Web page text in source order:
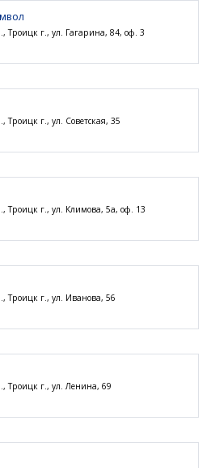
Троицк г., ул. Гагарина, 84, оф. 3
Троицк г., ул. Советская, 35
Троицк г., ул. Климова, 5а, оф. 13
Троицк г., ул. Иванова, 56
Троицк г., ул. Ленина, 69